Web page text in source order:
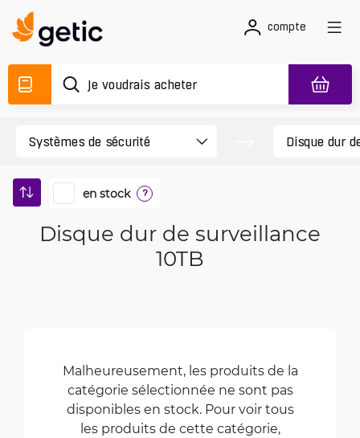
compte
en stock ?
Disque dur de surveillance
10TB
Malheureusement, les produits de la
catégorie sélectionnée ne sont pas
disponibles en stock. Pour voir tous
les produits de cette catégorie,